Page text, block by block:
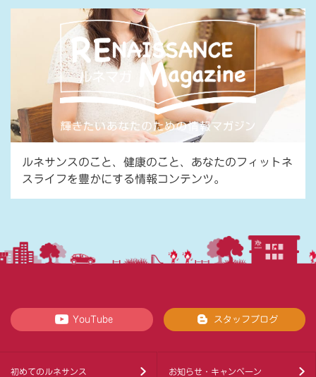
ルネサンスのこと、健康のこと、あなたのフィットネ
スライフを豊かにする情報コンテンツ。
YouTube スタッフブログ
初めてのルネサンス お知らせ・キャンペーン